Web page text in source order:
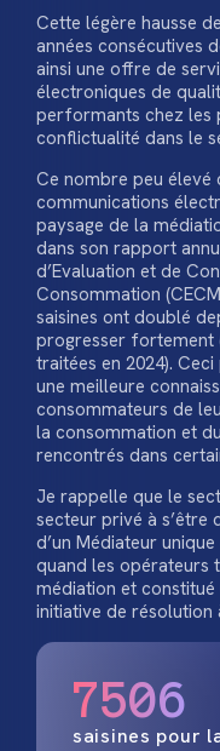
Cette légère hausse
années consécutives
ainsi une offre de
électroniques de
performants chez les
conflictualité dans le
Ce nombre peu élevé
communications
paysage de la
dans son rapport
d’Evaluation et de
Consommation
saisines ont doublé
progresser fortement
traitées en 2024).
une meilleure
consommateurs de
la consommation et
rencontrés dans
Je rappelle que le
secteur privé à s’être
d’un Médiateur
quand les opérateurs
médiation et
initiative de résolution
7506
saisines pour